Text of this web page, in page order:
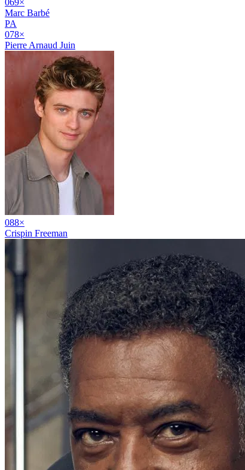
Marc Barbé
PA
078×
Pierre Arnaud Juin
088×
Crispin Freeman